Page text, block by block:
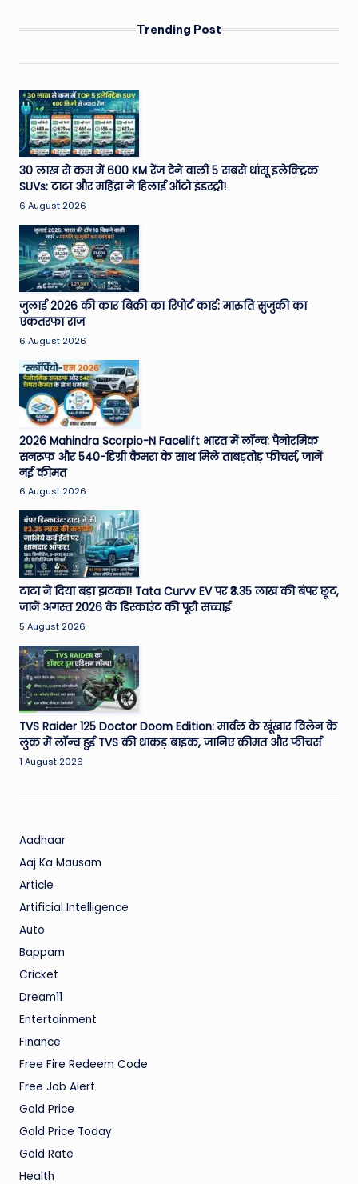
Trending Post
30 लाख से कम में 600 KM रेंज देने वाली 5 सबसे धांसू इलेक्ट्रिक
SUVs: टाटा और महिंद्रा ने हिलाई ऑटो इंडस्ट्री!
6 August 2026
जुलाई 2026 की कार बिक्री का रिपोर्ट कार्ड: मारुति सुजुकी का
एकतरफा राज
6 August 2026
2026 Mahindra Scorpio-N Facelift भारत में लॉन्च: पैनोरमिक
सनरूफ और 540-डिग्री कैमरा के साथ मिले ताबड़तोड़ फीचर्स, जानें
नई कीमत
6 August 2026
टाटा ने दिया बड़ा झटका! Tata Curvv EV पर ₹3.35 लाख की बंपर छूट,
जानें अगस्त 2026 के डिस्काउंट की पूरी सच्चाई
5 August 2026
TVS Raider 125 Doctor Doom Edition: मार्वल के खूंखार विलेन के
लुक में लॉन्च हुई TVS की धाकड़ बाइक, जानिए कीमत और फीचर्स
1 August 2026
Aadhaar
Aaj Ka Mausam
Article
Artificial Intelligence
Auto
Bappam
Cricket
Dream11
Entertainment
Finance
Free Fire Redeem Code
Free Job Alert
Gold Price
Gold Price Today
Gold Rate
Health